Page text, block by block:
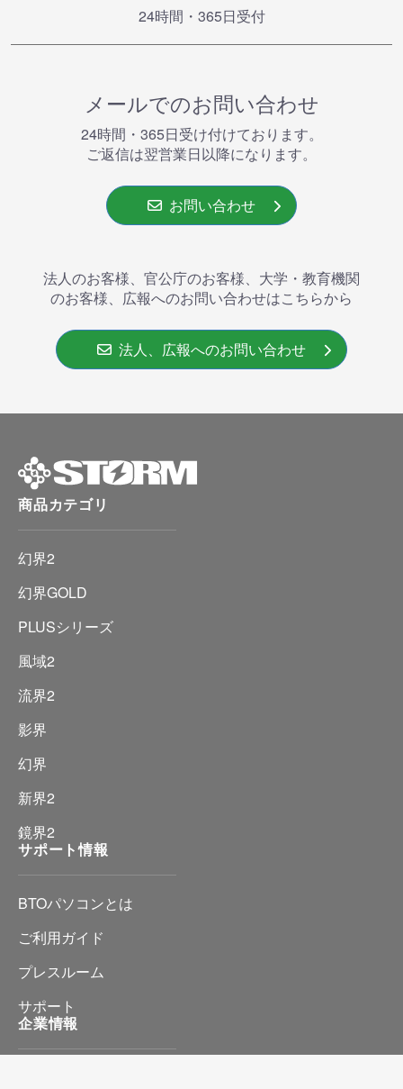
24時間・365⽇受付
メールでのお問い合わせ
24時間・365⽇受け付けております。
ご返信は翌営業⽇以降になります。
お問い合わせ
法人のお客様、官公庁のお客様、大学・教育機関
のお客様、広報へのお問い合わせはこちらから
法人、広報へのお問い合わせ
商品カテゴリ
幻界2
幻界GOLD
PLUSシリーズ
風域2
流界2
影界
幻界
新界2
鏡界2
サポート情報
BTOパソコンとは
ご利用ガイド
プレスルーム
サポート
企業情報